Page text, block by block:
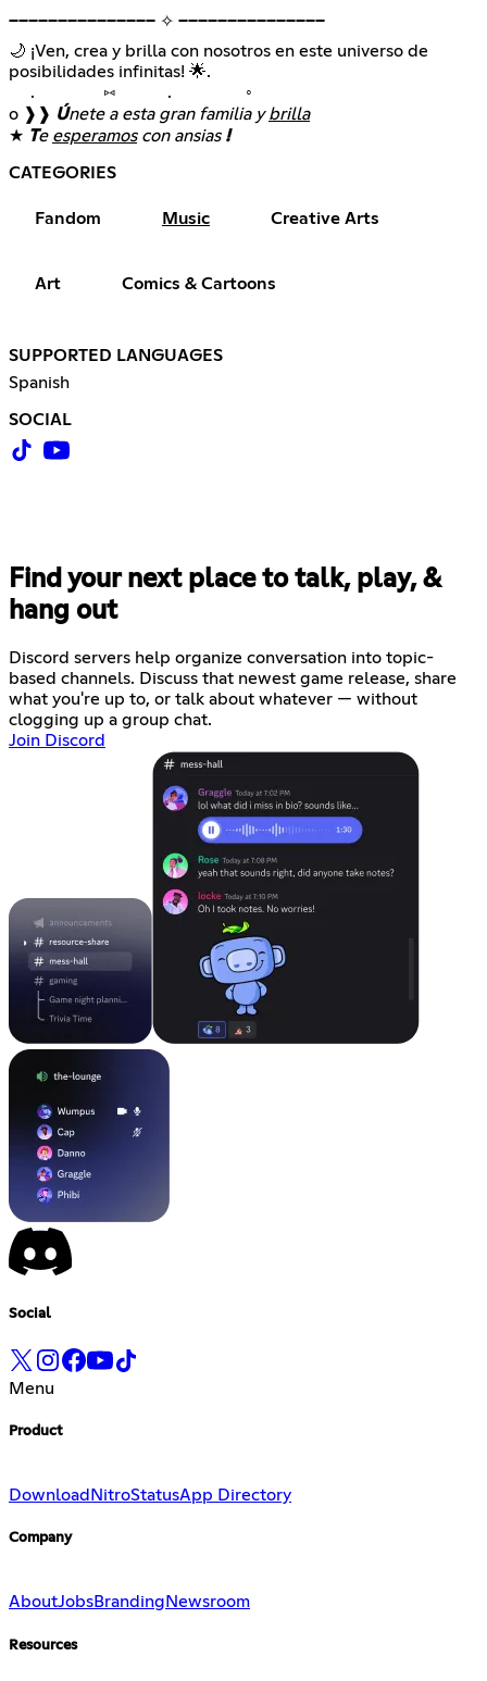
━━━━━━━━━━━━━━━ ✧ ━━━━━━━━━━━━━━━
🌙 ¡Ven, crea y brilla con nosotros en este universo de
posibilidades infinitas! 🌟.
. ⑅ . ◦
o ❱❱ Únete a esta gran familia ybrilla
★ Te esperamoscon ansias !
CATEGORIES
Fandom Music Creative Arts
Art Comics & Cartoons
SUPPORTED LANGUAGES
Spanish
SOCIAL
Find your next place to talk, play, &
hang out
Discord servers help organize conversation into topic-
based channels. Discuss that newest game release, share
what you're up to, or talk about whatever — without
clogging up a group chat.
Join Discord
Social
Menu
Product
Download NitroStatusApp Directory
Company
AboutJobsBranding Newsroom
Resources